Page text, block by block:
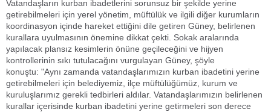
Vatandaşların kurban ibadetlerini sorunsuz bir şekilde yerine
getirebilmeleri için yerel yönetim, müftülük ve ilgili diğer kurumların
koordinasyon içinde hareket ettiğini dile getiren Güney, belirlenen
kurallara uyulmasının önemine dikkat çekti. Sokak aralarında
yapılacak plansız kesimlerin önüne geçileceğini ve hijyen
kontrollerinin sıkı tutulacağını vurgulayan Güney, şöyle
konuştu: "Aynı zamanda vatandaşlarımızın kurban ibadetini yerine
getirebilmeleri için belediyemiz, ilçe müftülüğümüz, kurum ve
kuruluşlarımız gerekli tedbirleri aldılar. Vatandaşlarımızın belirlenen
kurallar içerisinde kurban ibadetini yerine getirmeleri son derece